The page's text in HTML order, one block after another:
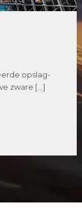
opslag-
zware […]